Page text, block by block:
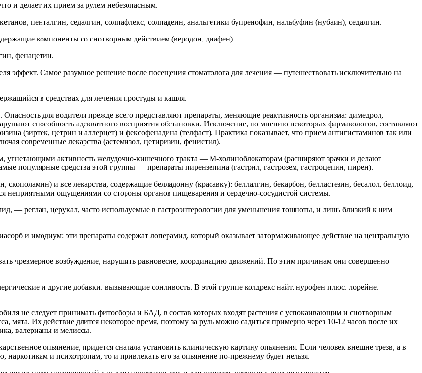
делает их прием за рулем небезопасным.
пенталгин, седалгин, солпафлекс, солпадеин, анальгетики бупренофин, нальбуфин (нубаин), седалгин.
компоненты со снотворным действием (веродон, диафен).
фенацетин.
эффект. Самое разумное решение после посещения стоматолога для лечения — путешествовать исключительно на
в средствах для лечения простуды и кашля.
для водителя прежде всего представляют препараты, меняющие реактивность организма: димедрол,
способность адекватного восприятия обстановки. Исключение, по мнению некоторых фармакологов, составляют
(зиртек, цетрин и аллерцет) и фексофенадина (телфаст). Практика показывает, что прием антигистаминов так или
современные лекарства (астемизол, цетиризин, фенистил).
активность желудочно-кишечного тракта — М-холиноблокаторам (расширяют зрачки и делают
популярные средства этой группы — препараты пирензепина (гастрил, гастрозем, гастроцепин, пирен).
и все лекарства, содержащие белладонну (красавку): беллалгин, бекарбон, белластезин, бесалол, беллоид,
ощущениями со стороны органов пищеварения и сердечно-сосудистой системы.
— реглан, церукал, часто используемые в гастроэнтерологии для уменьшения тошноты, и лишь близкий к ним
и имодиум: эти препараты содержат лоперамид, который оказывает затормаживающее действие на центральную
возбуждение, нарушить равновесие, координацию движений. По этим причинам они совершенно
и другие добавки, вызывающие сонливость. В этой группе колдрекс найт, нурофен плюс, лорейне,
не следует принимать фитосборы и БАД, в состав которых входят растения с успокаивающим и снотворным
мята. Их действие длится некоторое время, поэтому за руль можно садиться примерно через 10-12 часов после их
валерианы и мелиссы.
опьянение, придется сначала установить клиническую картину опьянения. Если человек внешне трезв, а в
и психотропам, то и привлекать его за опьянение по-прежнему будет нельзя.